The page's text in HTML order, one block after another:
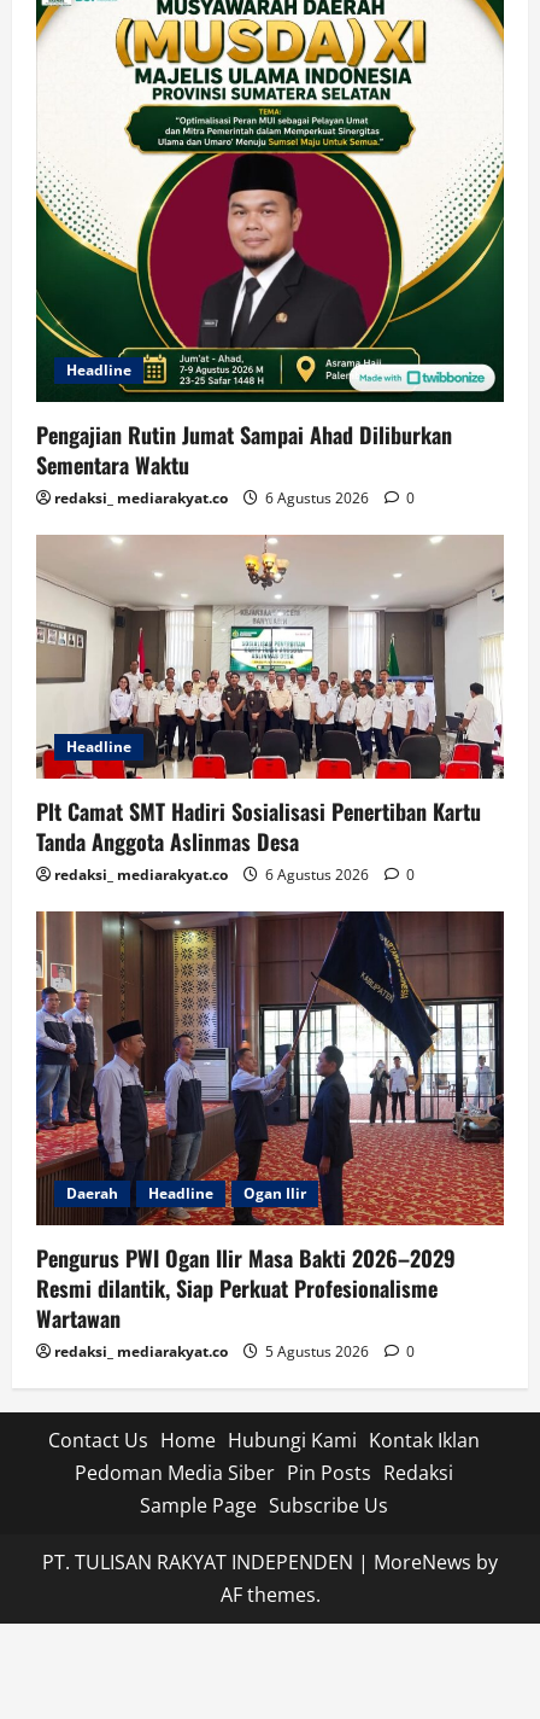
Headline
Pengajian Rutin Jumat Sampai Ahad Diliburkan
Sementara Waktu
redaksi_ mediarakyat.co 6 Agustus 2026 0
Headline
Plt Camat SMT Hadiri Sosialisasi Penertiban Kartu
Tanda Anggota Aslinmas Desa
redaksi_ mediarakyat.co 6 Agustus 2026 0
Daerah Headline Ogan Ilir
Pengurus PWI Ogan Ilir Masa Bakti 2026–2029
Resmi dilantik, Siap Perkuat Profesionalisme
Wartawan
redaksi_ mediarakyat.co 5 Agustus 2026 0
Contact Us Home Hubungi Kami Kontak Iklan
Pedoman Media Siber Pin Posts Redaksi
Sample Page Subscribe Us
PT. TULISAN RAKYAT INDEPENDEN | MoreNews by
AF themes.